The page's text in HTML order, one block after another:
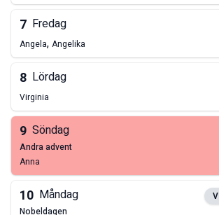
7 Fredag
Angela, Angelika
8 Lördag
Virginia
9 Söndag
andra advent
Anna
10 Måndag
nobeldagen